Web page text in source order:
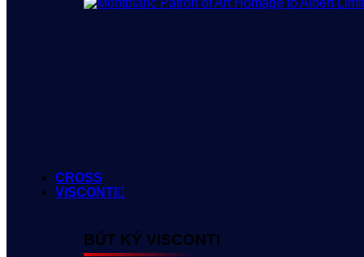
CROSS
VISCONTI
BÚT KÝ VISCONTI